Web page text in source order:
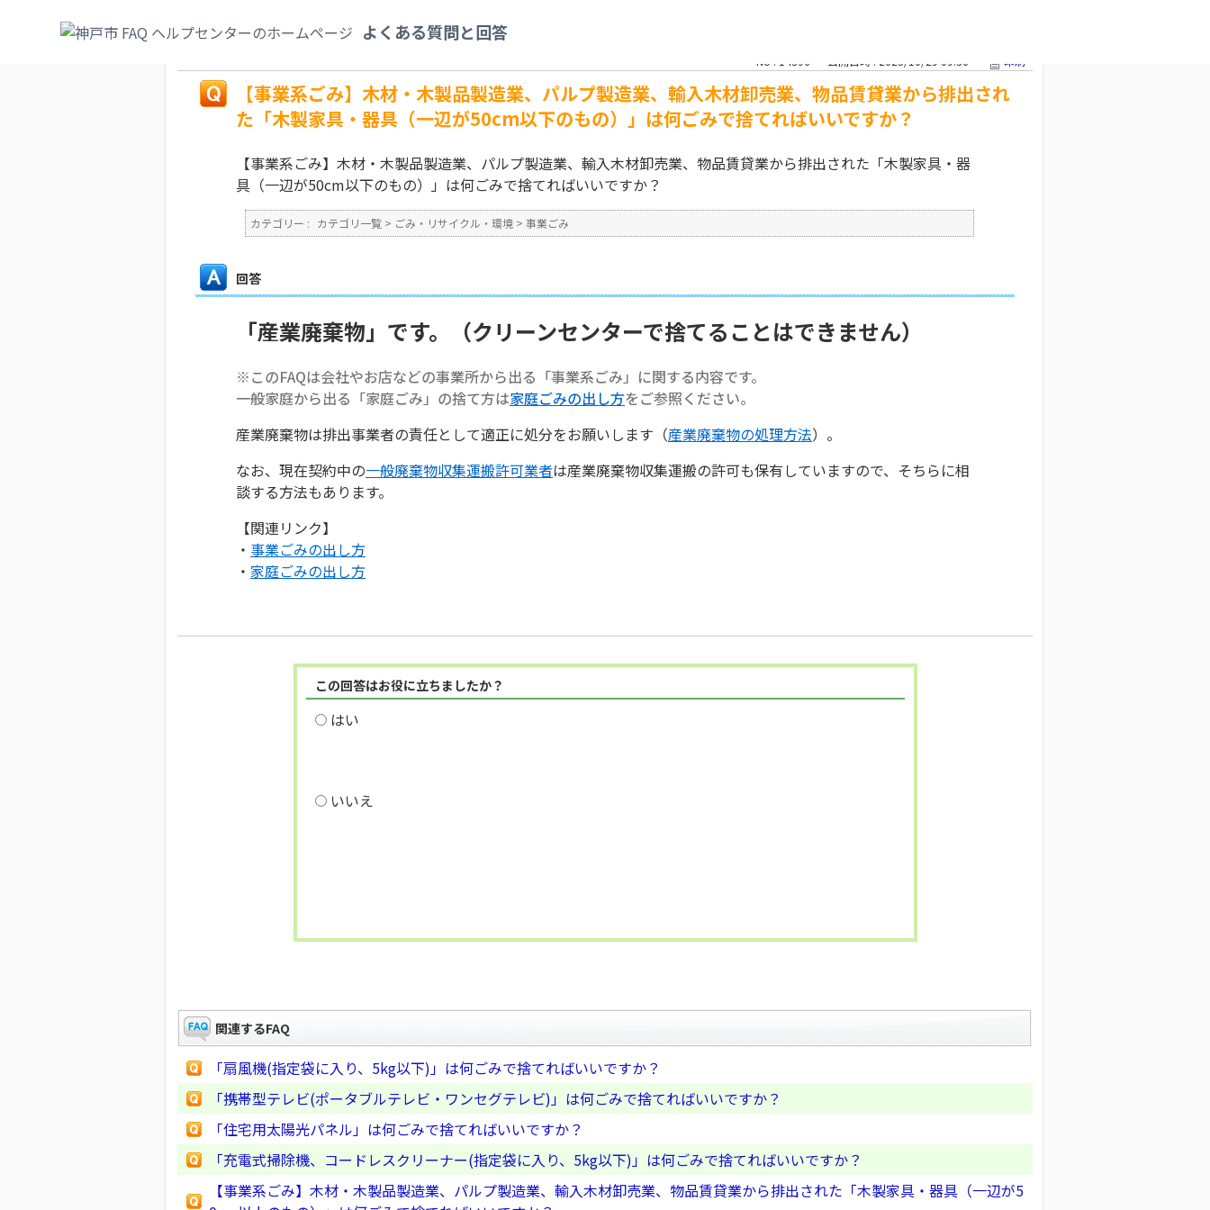
よくある質問と回答
ら排出された「木製家具・器具（一辺が50cm以下のもの）」は何ごみで捨てればいいですか？
No : 14396 公開日時 : 2025/10/29 09:36 印刷
【事業系ごみ】木材・木製品製造業、パルプ製造業、輸入木材卸売業、物品賃貸業から排出され
た「木製家具・器具（一辺が50cm以下のもの）」は何ごみで捨てればいいですか？
【事業系ごみ】木材・木製品製造業、パルプ製造業、輸入木材卸売業、物品賃貸業から排出された「木製家具・器
具（一辺が50cm以下のもの）」は何ごみで捨てればいいですか？
カテゴリー : カテゴリ一覧 > ごみ・リサイクル・環境 > 事業ごみ
回答
「産業廃棄物」です。（クリーンセンターで捨てることはできません）
※このFAQは会社やお店などの事業所から出る「事業系ごみ」に関する内容です。
一般家庭から出る「家庭ごみ」の捨て方は家庭ごみの出し方をご参照ください。
産業廃棄物は排出事業者の責任として適正に処分をお願いします（産業廃棄物の処理方法）。
なお、現在契約中の一般廃棄物収集運搬許可業者は産業廃棄物収集運搬の許可も保有していますので、そちらに相
談する方法もあります。
【関連リンク】
・ 事業ごみの出し方
・ 家庭ごみの出し方
この回答はお役に立ちましたか？
はい
いいえ
関連するFAQ
「扇風機(指定袋に入り、5kg以下)」は何ごみで捨てればいいですか？
「携帯型テレビ(ポータブルテレビ・ワンセグテレビ)」は何ごみで捨てればいいですか？
「住宅用太陽光パネル」は何ごみで捨てればいいですか？
「充電式掃除機、コードレスクリーナー(指定袋に入り、5kg以下)」は何ごみで捨てればいいですか？
【事業系ごみ】木材・木製品製造業、パルプ製造業、輸入木材卸売業、物品賃貸業から排出された「木製家具・器具（一辺が5